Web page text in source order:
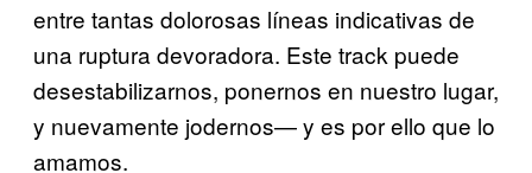
entre tantas dolorosas líneas indicativas de
una ruptura devoradora. Este track puede
desestabilizarnos, ponernos en nuestro lugar,
y nuevamente jodernos— y es por ello que lo
amamos.